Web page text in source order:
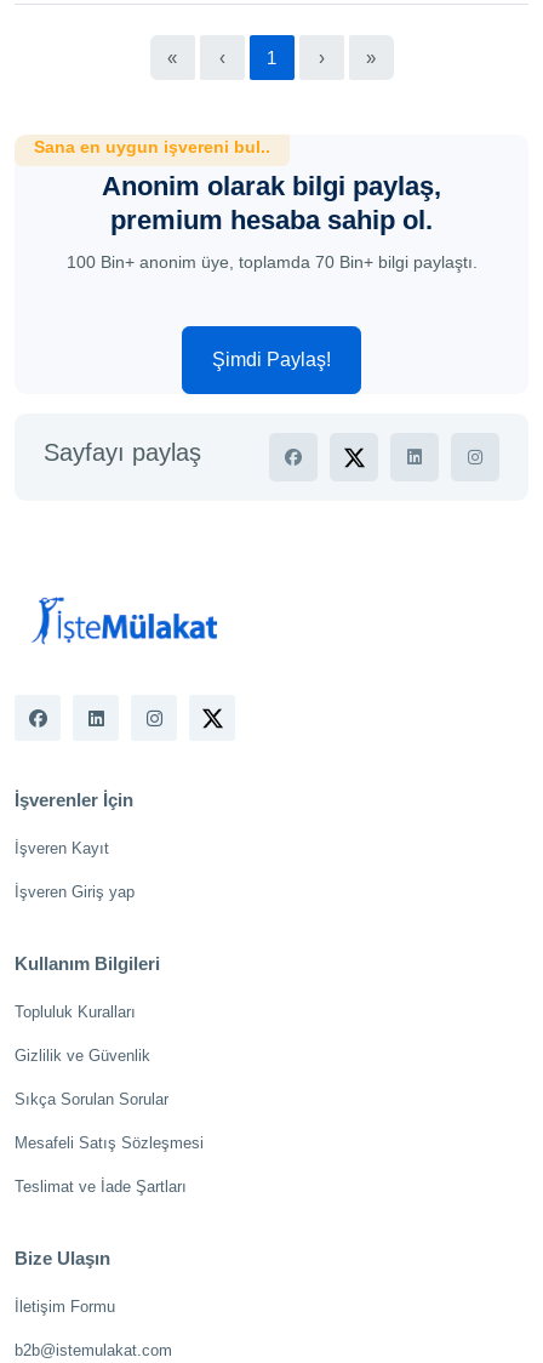
« ‹ 1 › »
Sana en uygun işvereni bul..
Anonim olarak bilgi paylaş,
premium hesaba sahip ol.
100 Bin+ anonim üye, toplamda 70 Bin+ bilgi paylaştı.
Şimdi Paylaş!
Sayfayı paylaş
İşverenler İçin
İşveren Kayıt
İşveren Giriş yap
Kullanım Bilgileri
Topluluk Kuralları
Gizlilik ve Güvenlik
Sıkça Sorulan Sorular
Mesafeli Satış Sözleşmesi
Teslimat ve İade Şartları
Bize Ulaşın
İletişim Formu
b2b@istemulakat.com